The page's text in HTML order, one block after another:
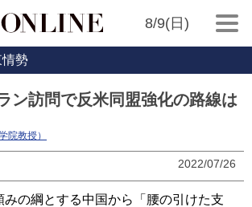
8/9(日)
勢
ン訪問で反米同盟強化の路線は
院教授）
2022/07/26
の綱とする中国から「腰の引けた支